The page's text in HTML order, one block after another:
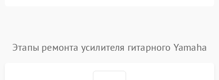
Этапы ремонта усилителя гитарного Yamaha